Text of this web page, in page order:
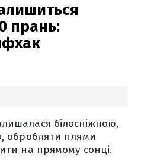
прань:
білосніжною,
обробляти плями
на прямому сонці.